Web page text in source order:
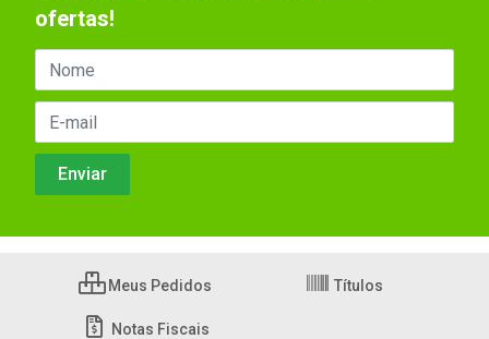
ofertas!
Meus Pedidos Títulos
Notas Fiscais